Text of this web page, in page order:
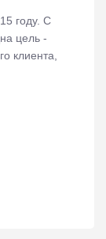
году. С
цель -
клиента,